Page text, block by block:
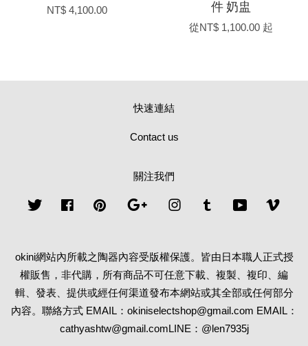
NT$ 4,100.00
件 奶盅
從NT$ 1,100.00 起
快速連結
Contact us
關注我們
Twitter FacebookPinterest Google InstagramTumblr YouTube
okini網站內所載之陶器內容受版權保護。皆由日本職人正式授
權販售，非代購，所有商品不可任意下載、複製、複印、編
輯、發表、提供或經任何渠道發布本網站或其全部或任何部分
內容。聯絡方式 EMAIL：okiniselectshop@gmail.com EMAIL：
cathyashtw@gmail.comLINE：@len7935j